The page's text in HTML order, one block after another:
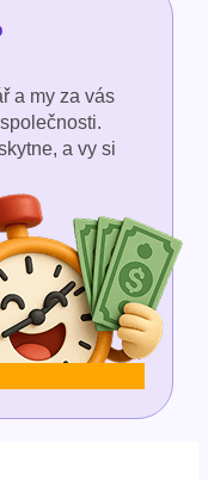
a my za vás
a vy si